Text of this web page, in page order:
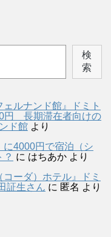
検
索
ルナンド館』ドミト
円 長期滞在者向けの
ド館 より
4000円で宿泊（シ
に はちあか より
ーダ）ホテル』ドミ
証生さん に 匿名 より